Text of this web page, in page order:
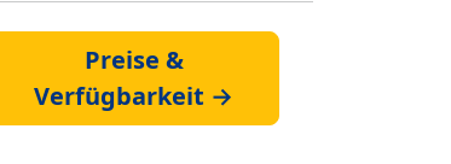
Preise &
Verfügbarkeit →